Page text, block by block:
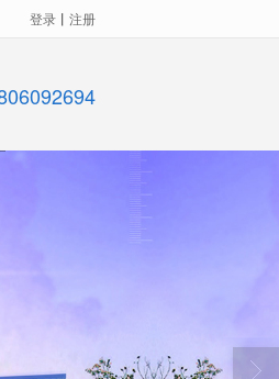
登录 丨 注册